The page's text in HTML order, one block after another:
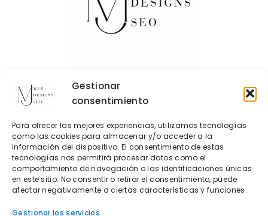
Gestionar
consentimiento
Para ofrecer las mejores experiencias, utilizamos tecnologías
como las cookies para almacenar y/o acceder a la
información del dispositivo. El consentimiento de estas
tecnologías nos permitirá procesar datos como el
comportamiento de navegación o las identificaciones únicas
en este sitio. No consentir o retirar el consentimiento, puede
afectar negativamente a ciertas características y funciones.
Gestionar los servicios
Política de Cookies
Política de privacidad
AdelantIA
Diseño web para clínicas veterinarias